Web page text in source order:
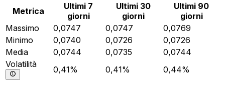
Metrica
Ultimi 7
giorni
Ultimi 30
giorni
Ultimi 90
giorni
Massimo
0,0747 0,0747
0,0769
Minimo
0,0740 0,0726
0,0726
Media
0,0744 0,0735
0,0744
Volatilità
0,41% 0,41% 0,44%